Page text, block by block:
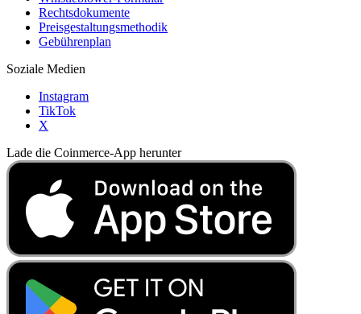
Rechtsdokumente
Preisgestaltungsmethodik
Gebührenplan
Soziale Medien
Instagram
TikTok
X
Lade die Coinmerce-App herunter